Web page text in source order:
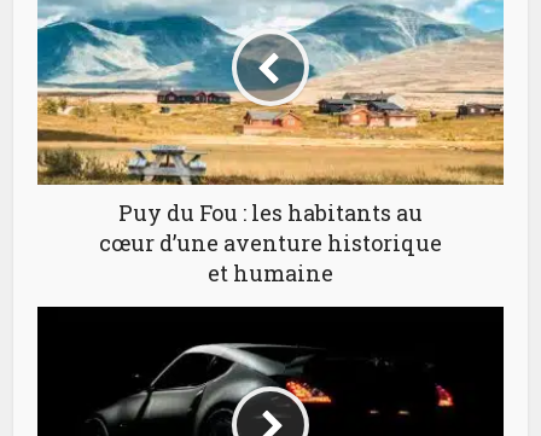
Puy du Fou : les habitants au
cœur d’une aventure historique
et humaine